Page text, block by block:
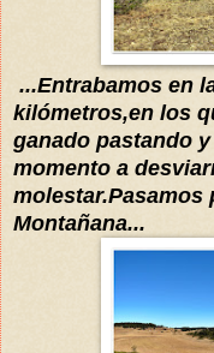
...Entrabamos en
kilómetros,en los
ganado pastando
momento a
molestar.Pasamos
Montañana...